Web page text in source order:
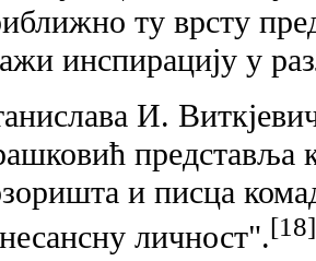
ту врсту
инспирацију у
И.
представља
и писца
личност".[18]